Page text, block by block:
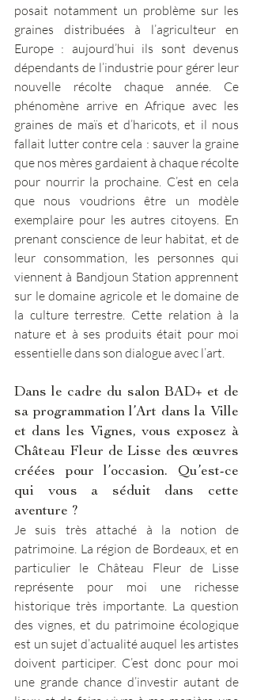
posait notamment un problème sur les
graines distribuées à l’agriculteur en
Europe : aujourd’hui ils sont devenus
dépendants de l’industrie pour gérer leur
nouvelle récolte chaque année. Ce
phénomène arrive en Afrique avec les
graines de maïs et d’haricots, et il nous
fallait lutter contre cela : sauver la graine
que nos mères gardaient à chaque récolte
pour nourrir la prochaine. C’est en cela
que nous voudrions être un modèle
exemplaire pour les autres citoyens. En
prenant conscience de leur habitat, et de
leur consommation, les personnes qui
viennent à Bandjoun Station apprennent
sur le domaine agricole et le domaine de
la culture terrestre. Cette relation à la
nature et à ses produits était pour moi
essentielle dans son dialogue avec l’art.
Dans le cadre du salon BAD+ et de
sa programmation l’Art dans la Ville
et dans les Vignes, vous exposez à
Château Fleur de Lisse des œuvres
créées pour l’occasion. Qu’est-ce
qui vous a séduit dans cette
aventure ?
Je suis très attaché à la notion de
patrimoine. La région de Bordeaux, et en
particulier le Château Fleur de Lisse
représente pour moi une richesse
historique très importante. La question
des vignes, et du patrimoine écologique
est un sujet d’actualité auquel les artistes
doivent participer. C’est donc pour moi
une grande chance d’investir autant de